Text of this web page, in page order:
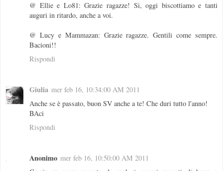
@ Ellie e Lo81: Grazie ragazze! Si, oggi biscottiamo e tanti
auguri in ritardo, anche a voi.
@ Lucy e Mammazan: Grazie ragazze. Gentili come sempre.
Bacioni!!
Rispondi
Giulia mer feb 16, 10:34:00 AM 2011
Anche se è passato, buon SV anche a te! Che duri tutto l'anno!
BAci
Rispondi
Anonimo mer feb 16, 10:50:00 AM 2011